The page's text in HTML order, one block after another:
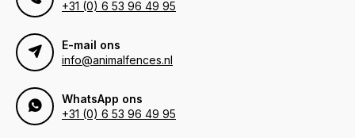
+31 (0) 6 53 96 49 95
E-mail ons
info@animalfences.nl
WhatsApp ons
+31 (0) 6 53 96 49 95